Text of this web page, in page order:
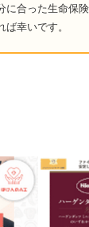
に合った生命保
幸いです。